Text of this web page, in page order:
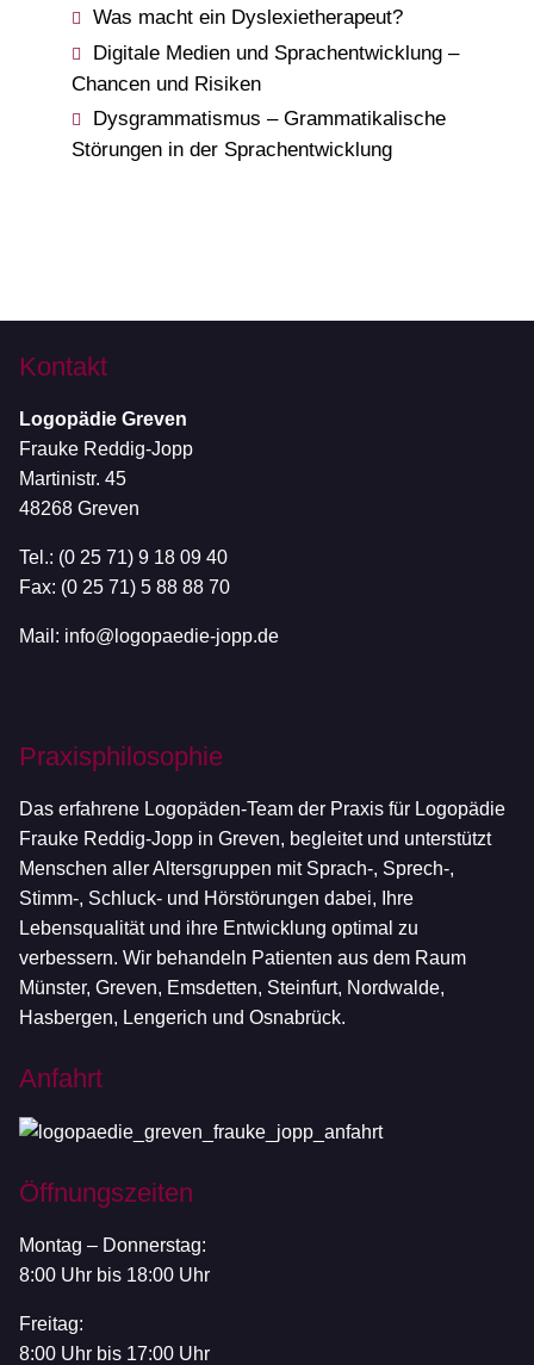
Was macht ein Dyslexietherapeut?
Digitale Medien und Sprachentwicklung –
Chancen und Risiken
Dysgrammatismus – Grammatikalische
Störungen in der Sprachentwicklung
Kontakt
Logopädie Greven
Frauke Reddig-Jopp
Martinistr. 45
48268 Greven
Tel.: (0 25 71) 9 18 09 40
Fax: (0 25 71) 5 88 88 70
Mail: info@logopaedie-jopp.de
Praxisphilosophie
Das erfahrene Logopäden-Team der Praxis für Logopädie
Frauke Reddig-Jopp in Greven, begleitet und unterstützt
Menschen aller Altersgruppen mit Sprach-, Sprech-,
Stimm-, Schluck- und Hörstörungen dabei, Ihre
Lebensqualität und ihre Entwicklung optimal zu
verbessern. Wir behandeln Patienten aus dem Raum
Münster, Greven, Emsdetten, Steinfurt, Nordwalde,
Hasbergen, Lengerich und Osnabrück.
Anfahrt
Öffnungszeiten
Montag – Donnerstag:
8:00 Uhr bis 18:00 Uhr
Freitag:
8:00 Uhr bis 17:00 Uhr